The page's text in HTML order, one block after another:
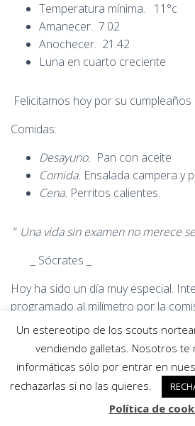
Temperatura mínima. 11°c
Amanecer. 7.02
Anochecer. 21.42
Luna en cuarto creciente
Felicitamos hoy por su cumpleaños
Comidas:
Desayuno. Pan con aceite
Comida. Ensalada campera y
Cena. Perritos calientes.
“ Una vida sin examen no merece
_ Sócrates _
Hoy ha sido un día muy especial.
programado al milímetro por la
sido el día de familias y para remate
Festival, Festiclan, como lo
prepara el Clan.
El día de “padres” siempre es una
situ donde habéis dejado a vuestros
Un estereotipo de los scouts
vendiendo galletas. Nosotros te
informáticas sólo por entrar en
rechazarlas si no las quieres.
Política de